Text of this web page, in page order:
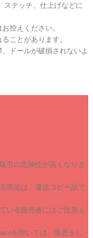
ステッチ、仕上げなどに
控えください。
ことがあります。
ドールが破損されないよ
引の危険性が高くなりま
商品は、違法コピー品で
いる販売者にはご注意く
を除いては、販売をし